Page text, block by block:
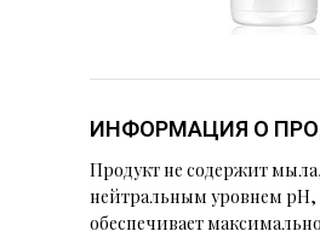
ИНФОРМАЦИЯ О
Продукт не содержит
нейтральным уровнем pH,
обеспечивает